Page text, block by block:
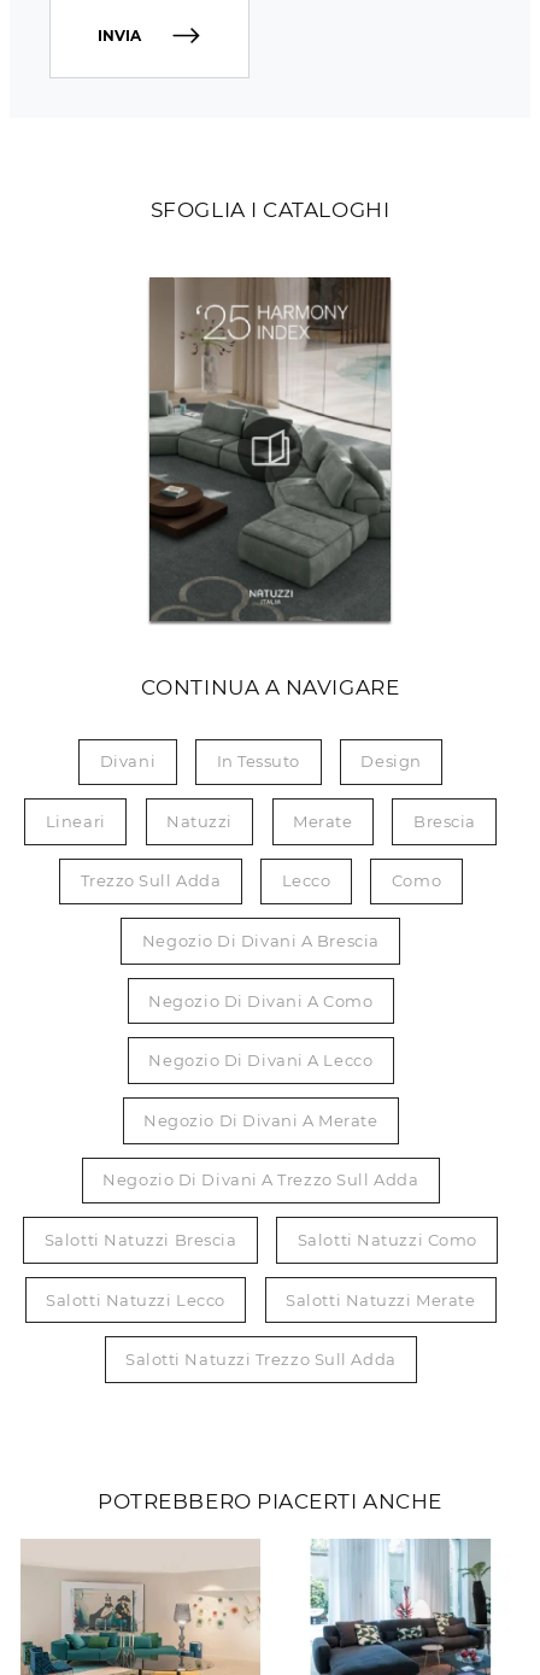
SFOGLIA I CATALOGHI
CONTINUA A NAVIGARE
Divani In Tessuto Design
Lineari Natuzzi Merate Brescia
Trezzo Sull Adda Lecco Como
Negozio Di Divani A Brescia
Negozio Di Divani A Como
Negozio Di Divani A Lecco
Negozio Di Divani A Merate
Negozio Di Divani A Trezzo Sull Adda
Salotti Natuzzi Brescia Salotti Natuzzi Como
Salotti Natuzzi Lecco Salotti Natuzzi Merate
Salotti Natuzzi Trezzo Sull Adda
INVIA
POTREBBERO PIACERTI ANCHE